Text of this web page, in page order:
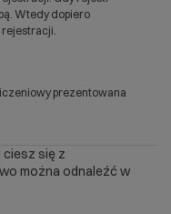
Wtedy dopiero
rejestracji.
prezentowana
ciesz się z
można odnaleźć w